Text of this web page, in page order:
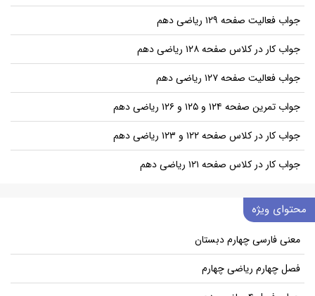
جواب فعالیت صفحه ۱۲۹ ریاضی دهم
جواب کار در کلاس صفحه ۱۲۸ ریاضی دهم
جواب فعالیت صفحه ۱۲۷ ریاضی دهم
جواب تمرین صفحه ۱۲۴ و ۱۲۵ و ۱۲۶ ریاضی دهم
جواب کار در کلاس صفحه ۱۲۲ و ۱۲۳ ریاضی دهم
جواب کار در کلاس صفحه ۱۲۱ ریاضی دهم
محتوای ویژه
معنی فارسی چهارم دبستان
فصل چهارم ریاضی چهارم